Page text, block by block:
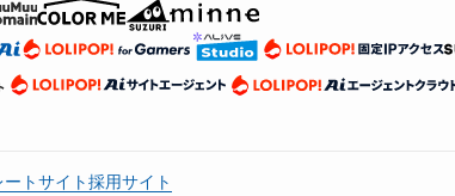
ートサイト採用サイト